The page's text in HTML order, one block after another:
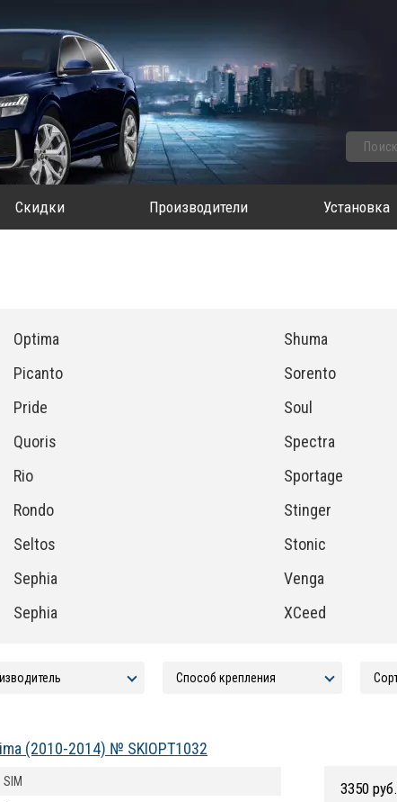
Скидки Производители Установка
Optima
Picanto
Pride
Quoris
Rio
Rondo
Seltos
Sephia
Sephia
Shuma
Sorento
Soul
Spectra
Sportage
Stinger
Stonic
Venga
XCeed
(2010-2014) № SKIOPT1032
3350 руб.
SIM